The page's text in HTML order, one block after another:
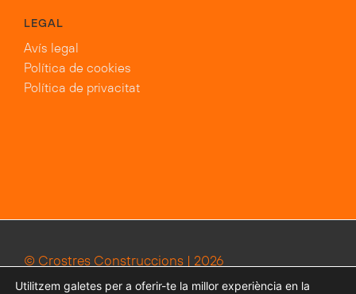
LEGAL
Avís legal
Política de cookies
Política de privacitat
© Crostres Construccions | 2026
Utilitzem galetes per a oferir-te la millor experiència en la